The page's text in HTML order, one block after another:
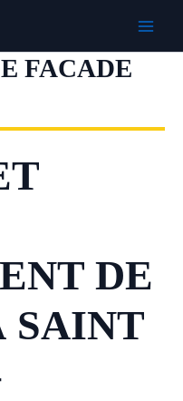
FACADE
DE
SAINT